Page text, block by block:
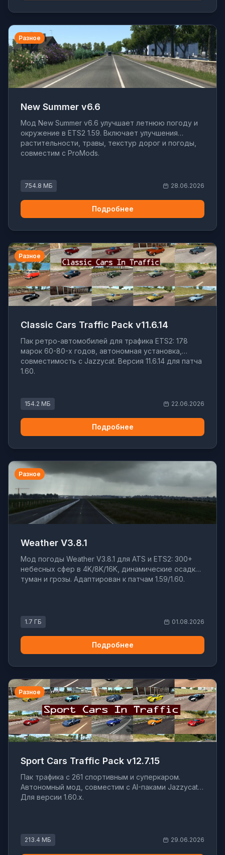
Разное
New Summer v6.6
Мод New Summer v6.6 улучшает летнюю погоду и
окружение в ETS2 1.59. Включает улучшения
растительности, травы, текстур дорог и погоды,
совместим с ProMods.
754.8 МБ 28.06.2026
Подробнее
Разное
Classic Cars Traffic Pack v11.6.14
Пак ретро-автомобилей для трафика ETS2: 178
марок 60-80-х годов, автономная установка,
совместимость с Jazzycat. Версия 11.6.14 для патча
1.60.
154.2 МБ 22.06.2026
Подробнее
Разное
Weather V3.8.1
Мод погоды Weather V3.8.1 для ATS и ETS2: 300+
небесных сфер в 4K/8K/16K, динамические осадки,
туман и грозы. Адаптирован к патчам 1.59/1.60.
1.7 ГБ 01.08.2026
Подробнее
Разное
Sport Cars Traffic Pack v12.7.15
Пак трафика с 261 спортивным и суперкаром.
Автономный мод, совместим с AI-паками Jazzycat.
Для версии 1.60.x.
213.4 МБ 29.06.2026